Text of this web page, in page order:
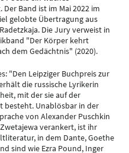
Band ist im Mai 2022 im
gelobte Übertragung aus
Die Jury verweist in
"Der Körper kehrt
dem Gedächtnis" (2020).
"Den Leipziger Buchpreis zur
die russische Lyrikerin
mit der sie auf der
besteht. Unablösbar in der
von Alexander Puschkin
verankert, ist ihr
in dem Dante, Goethe
sind wie Ezra Pound, Inger